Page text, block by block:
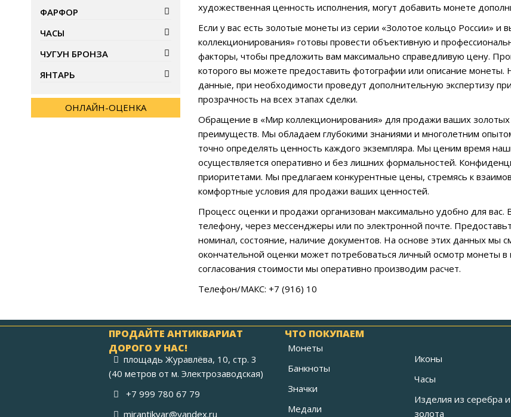
художественная ценность исполнения, могут добавить монете
Если у вас есть золотые монеты из серии «Золотое кольцо России»
коллекционирования» готовы провести объективную и
факторы, чтобы предложить вам максимально справедливую цену.
которого вы можете предоставить фотографии или описание
данные, при необходимости проведут дополнительную экспертизу
прозрачность на всех этапах сделки.
Обращение в «Мир коллекционирования» для продажи ваших
преимуществ. Мы обладаем глубокими знаниями и многолетним
точно определять ценность каждого экземпляра. Мы ценим время
осуществляется оперативно и без лишних формальностей.
приоритетами. Мы предлагаем конкурентные цены, стремясь к
комфортные условия для продажи ваших ценностей.
Процесс оценки и продажи организован максимально удобно для
телефону, через мессенджеры или по электронной почте.
номинал, состояние, наличие документов. На основе этих данных мы
окончательной оценки может потребоваться личный осмотр монеты
согласования стоимости мы оперативно производим расчет.
Телефон/МАКС: +7 (916) 10
ФАРФОР
ЧАСЫ
ЧУГУН БРОНЗА
ЯНТАРЬ
ОНЛАЙН-ОЦЕНКА
ПРОДАЙТЕ АНТИКВАРИАТ
ДОРОГО У НАС!
площадь Журавлёва, 10, стр. 3
(40 метров от м. Электрозаводская)
+7 999 780 67 79
mirantikvar@yandex.ru
ЧТО ПОКУПАЕМ
Монеты
Банкноты
Значки
Медали
Иконы
Часы
Изделия из серебра и
золота